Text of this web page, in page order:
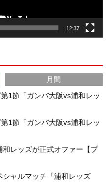
e
C
h
a
n
12:37
月間
1節「ガンバ大阪vs浦和レッ
1節「ガンバ大阪vs浦和レッ
レッズが正式オファー【プ
シャルマッチ「浦和レッズ